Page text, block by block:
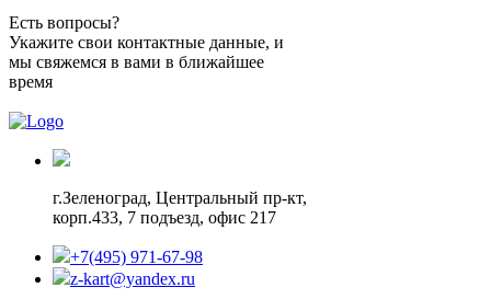
Есть вопросы?
Укажите свои контактные данные, и
мы свяжемся в вами в ближайшее
время
г.Зеленоград, Центральный пр-кт,
корп.433, 7 подъезд, офис 217
+7(495) 971-67-98
z-kart@yandex.ru